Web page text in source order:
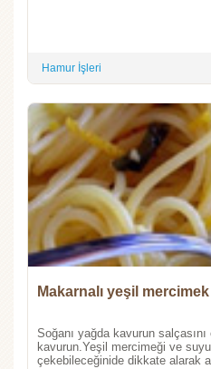
Hamur İşleri
Makarnalı yeşil mercimek
Soğanı yağda kavurun
kavurun.Yeşil mercimeği ve
çekebileceğinide dikkate alarak